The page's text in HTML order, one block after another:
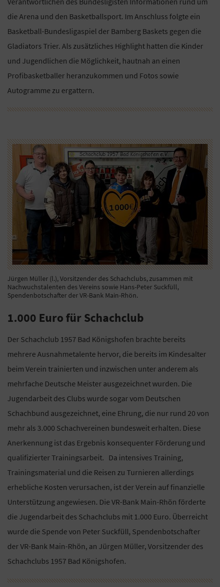
die Arena und den Basketballsport. Im Anschluss folgte ein
Basketball-Bundesligaspiel der Bamberg Baskets gegen die
Gladiators Trier. Als zusätzliches Highlight hatten die Kinder
und Jugendlichen die Möglichkeit, hautnah an einen
Profibasketballer heranzukommen und Fotos sowie
Autogramme zu ergattern.
Jürgen Müller (l.), Vorsitzender des Schachclubs, zusammen mit
Nachwuchstalenten des Vereins sowie Hans-Peter Suckfüll,
Spendenbotschafter der VR-Bank Main-Rhön.
1.000 Euro für Schachclub
Der Schachclub 1957 Bad Königshofen brachte bereits
mehrere Ausnahmetalente hervor, die bereits im Kindesalter
beim Verein trainierten und inzwischen unter anderem als
mehrfache Deutsche Meister ausgezeichnet wurden. Die
Jugendarbeit des Clubs wurde sogar vom Deutschen
Schachbund ausgezeichnet, eine Ehrung, die nur rund 20 von
mehr als 3.000 Schachvereinen bundesweit erhalten. Diese
Anerkennung ist das Ergebnis konsequenter Förderung und
qualifizierter Trainingsarbeit. Da intensives Training,
Trainingsmaterial und die Reisen zu Turnieren allerdings
erhebliche Kosten verursachen, ist der Verein auf finanzielle
Unterstützung angewiesen. Die VR-Bank Main-Rhön förderte
die Jugendarbeit des Schachclubs mit 1.000 Euro. Überreicht
wurde die Spende von Peter Suckfüll, Spendenbotschafter
der VR-Bank Main-Rhön, an Jürgen Müller, Vorsitzender des
Schachclubs 1957 Bad Königshofen.